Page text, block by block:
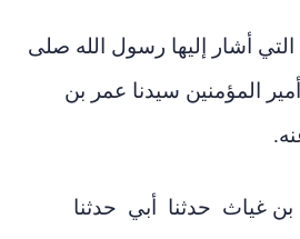
أشار إليها رسول الله صلى
المؤمنين سيدنا عمر بن
غياث ‏ ‏حدثنا ‏ ‏أبي ‏ ‏حدثنا